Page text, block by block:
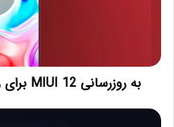
به روزرسانی MIUI 12 برای ردمی 8 و ردمی 8A منتشر شد